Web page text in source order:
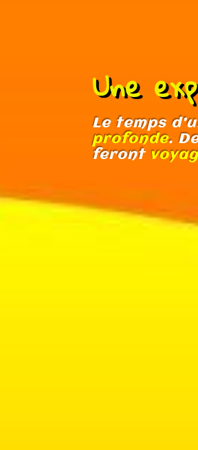
Une
Le temps
profonde.
feront